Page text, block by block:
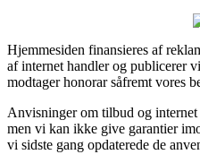
Hjemmesiden finansieres af
af internet handler og publicerer
modtager honorar såfremt vores
Anvisninger om tilbud og
men vi kan ikke give garantier
vi sidste gang opdaterede de